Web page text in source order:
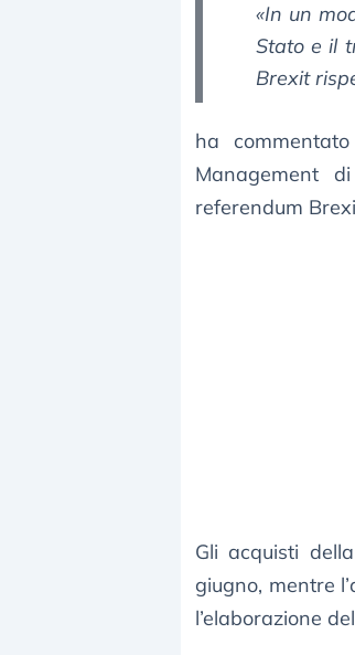
«In un
Stato e il
Brexit
ha
Management
referendum
Gli acquisti
giugno, mentre
l’elaborazione